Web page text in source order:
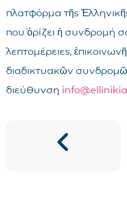
πλατφόρμα τῆς
ποὺ ὁρίζει ἡ συνδρομή
λεπτομέρειες,
διαδικτυακῶν
διεύθυνση